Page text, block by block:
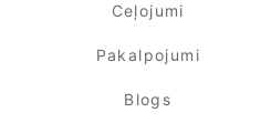
Ceļojumi
Pakalpojumi
Blogs